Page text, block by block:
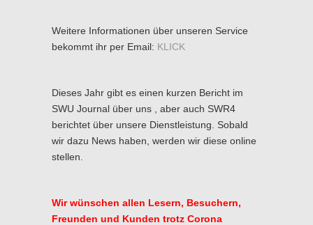
Weitere Informationen über unseren Service
bekommt ihr per Email: KLICK
Dieses Jahr gibt es einen kurzen Bericht im
SWU Journal über uns , aber auch SWR4
berichtet über unsere Dienstleistung. Sobald
wir dazu News haben, werden wir diese online
stellen.
Wir wünschen allen Lesern, Besuchern,
Freunden und Kunden trotz Corona